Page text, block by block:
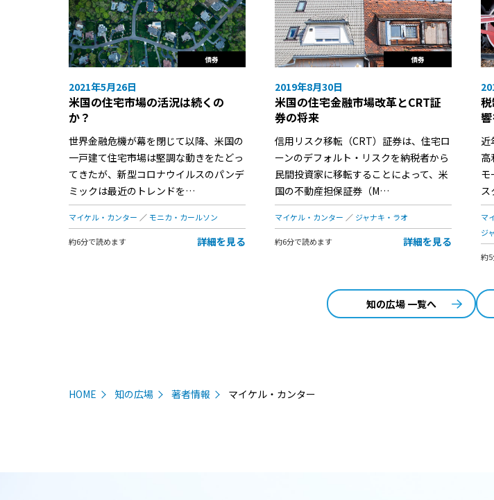
債券
2021年5月26日
米国の住宅市場の活況は続くの
か？
世界金融危機が幕を閉じて以降、米国の
一戸建て住宅市場は堅調な動きをたどっ
てきたが、新型コロナウイルスのパンデ
ミックは最近のトレンドを…
マイケル・カンター モニカ・カールソン
約6分で読めます 詳細を見る
債券
2019年8月30日
米国の住宅金融市場改革とCRT証
券の将来
信用リスク移転（CRT）証券は、住宅ロ
ーンのデフォルト・リスクを納税者から
民間投資家に移転することによって、米
国の不動産担保証券（M…
マイケル・カンター ジャナキ・ラオ
約6分で読めます 詳細を見る
近
高
モ
ス
マ
ジ
約
知の広場 一覧へ
HOME 知の広場 著者情報 マイケル・カンター